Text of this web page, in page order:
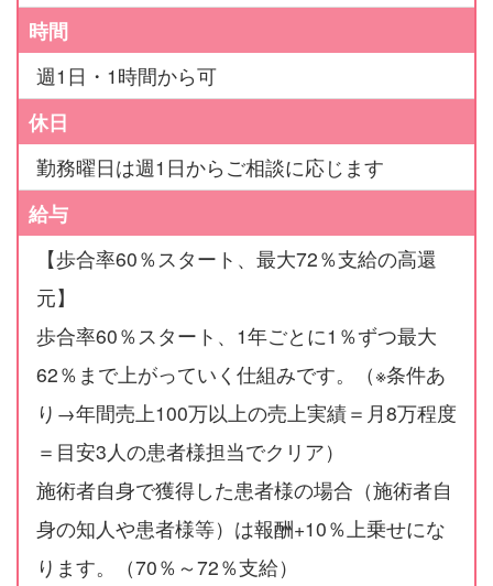
時間
週1日・1時間から可
休日
勤務曜日は週1日からご相談に応じます
給与
【歩合率60％スタート、最大72％支給の高還
元】
歩合率60％スタート、1年ごとに1％ずつ最大
62％まで上がっていく仕組みです。（※条件あ
り→年間売上100万以上の売上実績＝月8万程度
＝目安3人の患者様担当でクリア）
施術者自身で獲得した患者様の場合（施術者自
身の知人や患者様等）は報酬+10％上乗せにな
ります。（70％～72％支給）